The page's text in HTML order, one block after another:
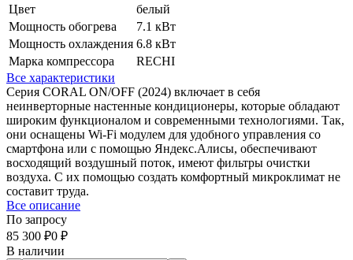
Цвет
белый
Мощность обогрева
7.1 кВт
Мощность охлаждения 6.8 кВт
Марка компрессора
RECHI
Все характеристики
Серия CORAL ON/OFF (2024) включает в себя
неинверторные настенные кондиционеры, которые обладают
широким функционалом и современными технологиями. Так,
они оснащены Wi-Fi модулем для удобного управления со
смартфона или с помощью Яндекс.Алисы, обеспечивают
восходящий воздушный поток, имеют фильтры очистки
воздуха. С их помощью создать комфортный микроклимат не
составит труда.
Все описание
По запросу
85 300 ₽0 ₽
В наличии